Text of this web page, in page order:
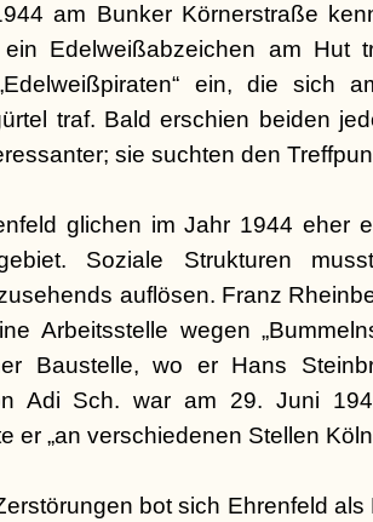
am Bunker Körnerstraße
Edelweißabzeichen am Hut
ein, die sich
traf. Bald erschien beiden
sie suchten den
glichen im Jahr 1944 eher
Soziale Strukturen
auflösen. Franz
Arbeitsstelle wegen
Baustelle, wo er Hans
Adi Sch. war am 29. Juni
er „an verschiedenen Stellen
bot sich Ehrenfeld